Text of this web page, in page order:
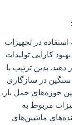
محدود به استفاده در تجهیزات
کارایی تولیدات
دهید. بدین ترتیب با
سنگین در سازگاری
حوزه‌های حمل بار،
مربوط به
ماشین‌های